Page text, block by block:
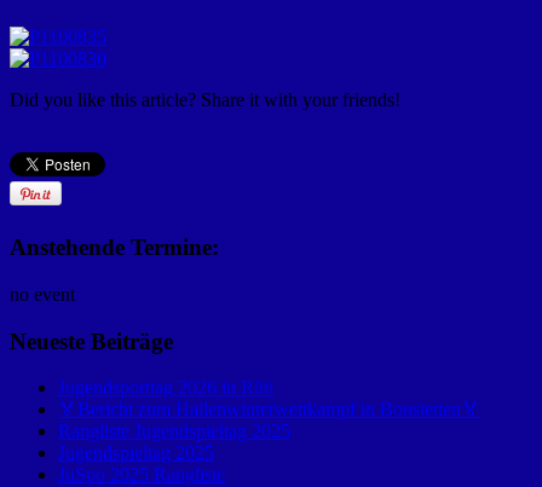
Did you like this article? Share it with your friends!
Anstehende Termine:
no event
Neueste Beiträge
Jugendsporttag 2026 in Rüti
🏅Bericht zum Hallenwinterwettkampf in Bonstetten🏅
Rangliste Jugendspieltag 2025
Jugendspieltag 2025
JuSpo 2025 Rangliste